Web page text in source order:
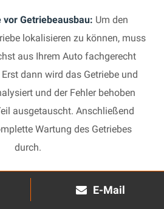
E-Mail
vor Getriebeausbau: Um den
lokalisieren zu können, muss
aus Ihrem Auto fachgerecht
dann wird das Getriebe und
und der Fehler behoben
ausgetauscht. Anschließend
Wartung des Getriebes
durch.
Die Reparatur eines komplexen
aufwendig und benötigt